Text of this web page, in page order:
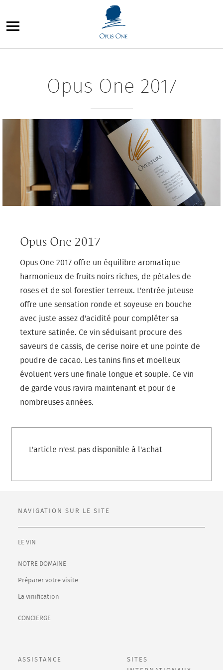
au
Opus One 2017
Opus One 2017
Opus One 2017 offre un équilibre aromatique
harmonieux de fruits noirs riches, de pétales de
roses et de sol forestier terreux. L'entrée juteuse
offre une sensation ronde et soyeuse en bouche
avec juste assez d'acidité pour compléter sa
texture satinée. Ce vin séduisant procure des
saveurs de cassis, de cerise noire et une pointe de
poudre de cacao. Les tanins fins et moelleux
évoluent vers une finale longue et souple. Ce vin
de garde vous ravira maintenant et pour de
nombreuses années.
L'article n'est pas disponible à l'achat
NAVIGATION SUR LE SITE
LE VIN
NOTRE DOMAINE
Préparer votre visite
La vinification
CONCIERGE
ASSISTANCE
SITES